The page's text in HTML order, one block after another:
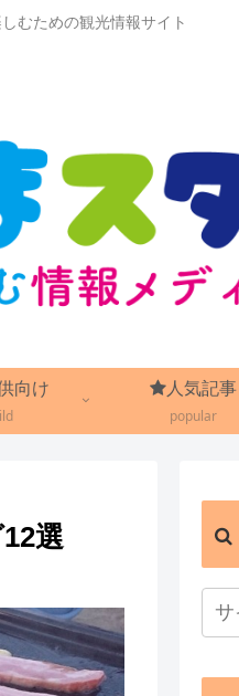
むための観光情報サイト
向け
人気記事
popular
選